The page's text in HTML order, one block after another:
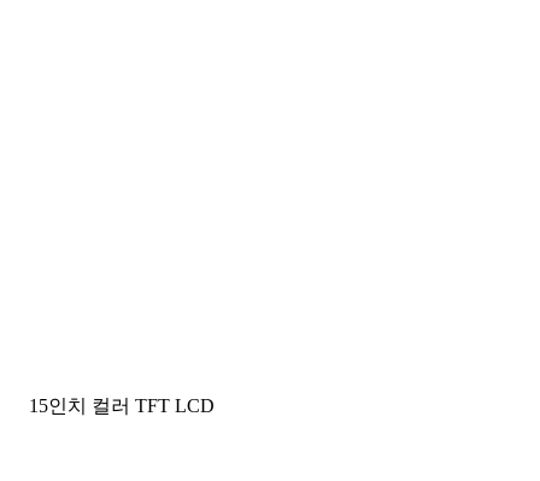
15인치 컬러 TFT LCD